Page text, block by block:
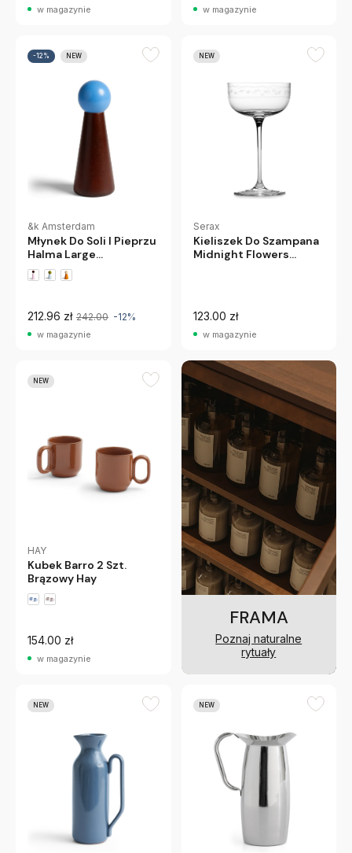
w magazynie w magazynie
-12% NEW
&k Amsterdam
Młynek Do Soli I Pieprzu
Halma Large
Burgundowy &K
Amsterdam
212.96 zł 242.00 -12%
w magazynie
NEW
Serax
Kieliszek Do Szampana
Midnight Flowers
123.00 zł
w magazynie
NEW
HAY
Kubek Barro 2 Szt.
Brązowy Hay
154.00 zł
w magazynie
FRAMA
Poznaj naturalne
rytuały
NEW NEW